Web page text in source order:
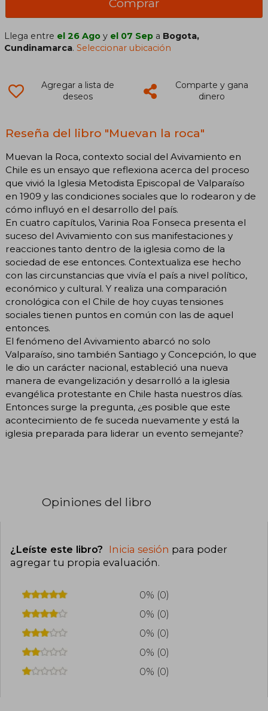
Comprar
Llega entre el 26 Ago y el 07 Sep a Bogota,
Cundinamarca.Seleccionar ubicación
Agregar a lista de
deseos
Comparte y gana
dinero
Reseña del libro "Muevan la roca"
Muevan la Roca, contexto social del Avivamiento en
Chile es un ensayo que reflexiona acerca del proceso
que vivió la Iglesia Metodista Episcopal de Valparaíso
en 1909 y las condiciones sociales que lo rodearon y de
cómo influyó en el desarrollo del país.
En cuatro capítulos, Varinia Roa Fonseca presenta el
suceso del Avivamiento con sus manifestaciones y
reacciones tanto dentro de la iglesia como de la
sociedad de ese entonces. Contextualiza ese hecho
con las circunstancias que vivía el país a nivel político,
económico y cultural. Y realiza una comparación
cronológica con el Chile de hoy cuyas tensiones
sociales tienen puntos en común con las de aquel
entonces.
El fenómeno del Avivamiento abarcó no solo
Valparaíso, sino también Santiago y Concepción, lo que
le dio un carácter nacional, estableció una nueva
manera de evangelización y desarrolló a la iglesia
evangélica protestante en Chile hasta nuestros días.
Entonces surge la pregunta, ¿es posible que este
acontecimiento de fe suceda nuevamente y está la
iglesia preparada para liderar un evento semejante?
Opiniones del libro
¿Leíste este libro? Inicia sesión para poder
agregar tu propia evaluación.
0% (0)
0% (0)
0% (0)
0% (0)
0% (0)